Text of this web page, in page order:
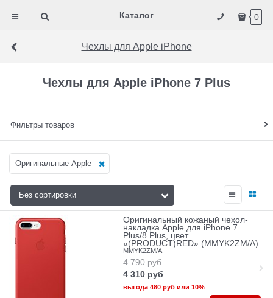
Каталог 0
Чехлы для Apple iPhone
Чехлы для Apple iPhone 7 Plus
Фильтры товаров
Оригинальные Apple
Оригинальный кожаный чехол-
накладка Apple для iPhone 7
Plus/8 Plus, цвет
«(PRODUCT)RED» (MMYK2ZM/A)
MMYK2ZM/A
4 790 руб
4 310 руб
выгода 480 рубили 10%